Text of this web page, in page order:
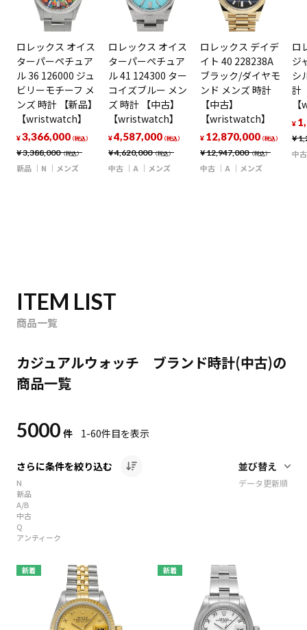
ロレックス オイス
ターパーペチュア
ル 36 126000 ジュ
ビリーモチーフ メ
ンズ 時計 【新品】
【wristwatch】
¥3,388,000（税込）
¥3,366,000（税込）
新品 N メンズ
ロレックス オイス
ターパーペチュア
ル 41 124300 ター
コイズブルー メン
ズ 時計 【中古】
【wristwatch】
¥4,620,000（税込）
¥4,587,000（税込）
中古 A メンズ
ロレックス デイデ
イト 40 228238A
ブラック/ダイヤモ
ンド メンズ 時計
【中古】
【wristwatch】
¥12,947,000（税込）
¥ 12,870,000（税込）
中古 A メンズ
ロ
ジ
シ
計
¥
¥
中古
ITEM LIST
商品一覧
カジュアルウォッチ ブランド時計(中古)の
商品一覧
5000 件 1-60件目を表示
さらに条件を絞り込む
N
新品
A/B
中古
Q
アンティーク
データ更新順
新着 新着